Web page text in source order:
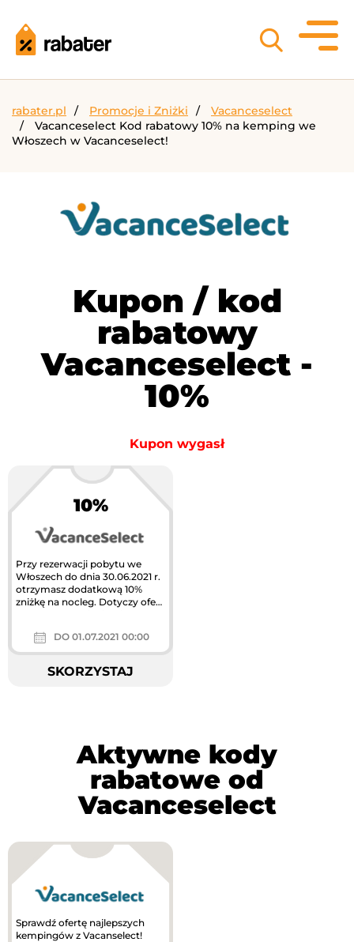
rabater.pl Promocje i Zniżki
Vacanceselect
Vacanceselect Kod rabatowy 10% na kemping we
Włoszech w Vacanceselect!
Kupon / kod
rabatowy
Vacanceselect -
10%
Kupon wygasł
10%
Przy rezerwacji pobytu we
Włoszech do dnia 30.06.2021 r.
otrzymasz dodatkową 10%
zniżkę na nocleg. Dotyczy ofert
DO 01.07.2021 00:00
SKORZYSTAJ
Aktywne kody
rabatowe od
Vacanceselect
Sprawdź ofertę najlepszych
kempingów z Vacanselect!